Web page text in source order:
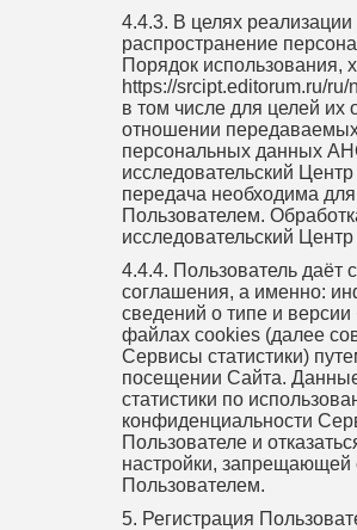
4.4.3. В целях
распространение
Порядок использования,
https://srcipt.editorum.ru/
в том числе для целей их
отношении
персональных данных
исследовательский
передача необходима
Пользователем.
исследовательский
4.4.4. Пользователь даёт
соглашения, а именно:
сведений о типе и
файлах cookies (далее
Сервисы статистики)
посещении Сайта.
статистики по
конфиденциальности
Пользователе и
настройки, запрещающей
Пользователем.
5. Регистрация